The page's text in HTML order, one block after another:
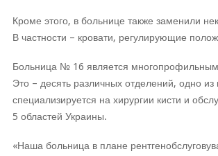
Кроме этого, в больнице также заменили
В частности – кровати, регулирующие
Больница № 16 является
Это – десять различных отделений, одно из
специализируется на хирургии кисти и
5 областей Украины.
«Наша больница в плане